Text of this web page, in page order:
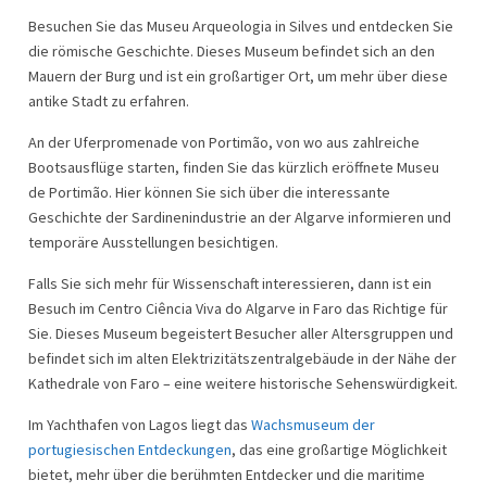
Besuchen Sie das Museu Arqueologia in Silves und entdecken Sie
die römische Geschichte. Dieses Museum befindet sich an den
Mauern der Burg und ist ein großartiger Ort, um mehr über diese
antike Stadt zu erfahren.
An der Uferpromenade von Portimão, von wo aus zahlreiche
Bootsausflüge starten, finden Sie das kürzlich eröffnete Museu
de Portimão. Hier können Sie sich über die interessante
Geschichte der Sardinenindustrie an der Algarve informieren und
temporäre Ausstellungen besichtigen.
Falls Sie sich mehr für Wissenschaft interessieren, dann ist ein
Besuch im Centro Ciência Viva do Algarve in Faro das Richtige für
Sie. Dieses Museum begeistert Besucher aller Altersgruppen und
befindet sich im alten Elektrizitätszentralgebäude in der Nähe der
Kathedrale von Faro – eine weitere historische Sehenswürdigkeit.
Im Yachthafen von Lagos liegt das Wachsmuseum der
portugiesischen Entdeckungen, das eine großartige Möglichkeit
bietet, mehr über die berühmten Entdecker und die maritime